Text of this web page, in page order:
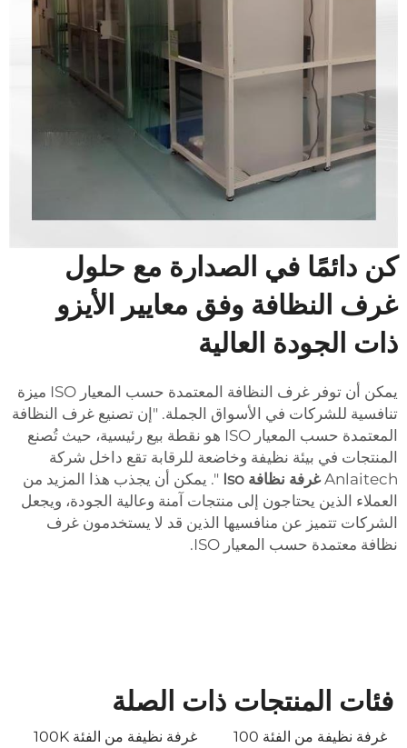
كن دائمًا في الصدارة مع حلول
غرف النظافة وفق معايير الأيزو
ذات الجودة العالية
يمكن أن توفر غرف النظافة المعتمدة حسب المعيار ISO ميزة
تنافسية للشركات في الأسواق الجملة. "إن تصنيع غرف النظافة
المعتمدة حسب المعيار ISO هو نقطة بيع رئيسية، حيث تُصنع
المنتجات في بيئة نظيفة وخاضعة للرقابة تقع داخل شركة
Anlaitech غرفة نظافة Iso
". يمكن أن يجذب هذا المزيد من
العملاء الذين يحتاجون إلى منتجات آمنة وعالية الجودة، ويجعل
الشركات تتميز عن منافسيها الذين قد لا يستخدمون غرف
نظافة معتمدة حسب المعيار ISO.
فئات المنتجات ذات الصلة
غرفة نظيفة من الفئة 100
غرفة نظيفة من الفئة 100K